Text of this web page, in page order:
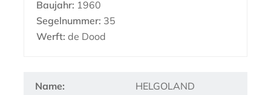
Baujahr: 1960
Segelnummer: 35
Werft: de Dood
Name: HELGOLAND